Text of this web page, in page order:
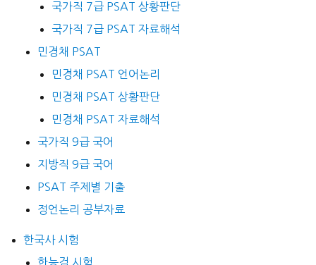
국가직 7급 PSAT 상황판단
국가직 7급 PSAT 자료해석
민경채 PSAT
민경채 PSAT 언어논리
민경채 PSAT 상황판단
민경채 PSAT 자료해석
국가직 9급 국어
지방직 9급 국어
PSAT 주제별 기출
정언논리 공부자료
한국사 시험
한능검 시험